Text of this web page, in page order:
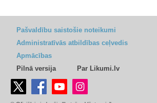
Pašvaldību saistošie noteikumi
Administratīvās atbildības ceļvedis
Apmācības
Pilnā versija
Par Likumi.lv